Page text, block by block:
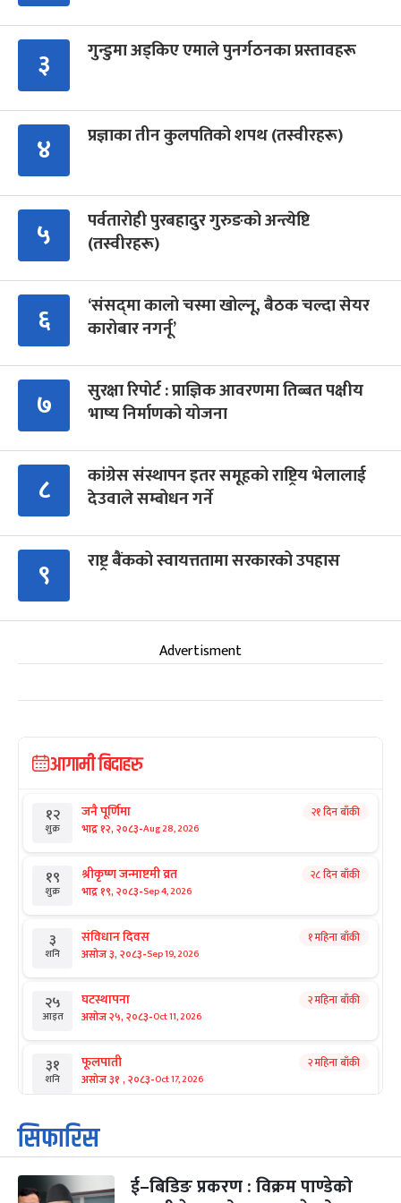
३ गुन्डुमा अड्किए एमाले पुनर्गठनका प्रस्तावहरू
४ प्रज्ञाका तीन कुलपतिको शपथ (तस्वीरहरू)
५
पर्वतारोही पुरबहादुर गुरुङको अन्त्येष्टि
(तस्वीरहरू)
६
‘संसद्‍मा कालो चस्मा खोल्नू, बैठक चल्दा सेयर
कारोबार नगर्नू’
७
सुरक्षा रिपोर्ट : प्राज्ञिक आवरणमा तिब्बत पक्षीय
भाष्य निर्माणको योजना
८
कांग्रेस संस्थापन इतर समूहको राष्ट्रिय भेलालाई
देउवाले सम्बोधन गर्ने
९ राष्ट्र बैंकको स्वायत्ततामा सरकारको उपहास
Advertisment
आगामी बिदाहरु
१२
शुक्र
जनै पूर्णिमा
भाद्र १२, २०८३-Aug 28, 2026
२१ दिन बाँकी
१९
शुक्र
श्रीकृष्ण जन्माष्टमी व्रत
भाद्र १९, २०८३-Sep 4, 2026
२८ दिन बाँकी
३
शनि
संविधान दिवस
असोज ३, २०८३-Sep 19, 2026
१ महिना बाँकी
२५
आइत
घटस्थापना
असोज २५, २०८३-Oct 11, 2026
२ महिना बाँकी
३१
शनि
फूलपाती
असोज ३१ , २०८३-Oct 17, 2026
२ महिना बाँकी
१
आइत
कार्तिक सङ्क्रान्ति
कार्तिक १, २०८३
३ महानवमी २ महिना बाँकी
सिफारिस
ई–बिडिङ प्रकरण : विक्रम पाण्डेको